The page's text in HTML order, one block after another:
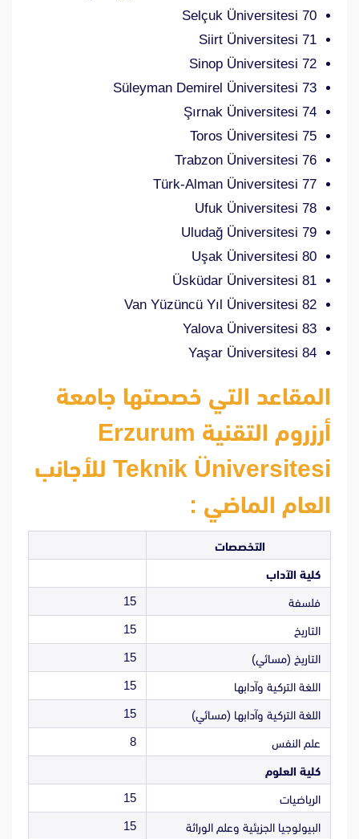
70 Selçuk Üniversitesi
71 Siirt Üniversitesi
72 Sinop Üniversitesi
73 Süleyman Demirel Üniversitesi
74 Şırnak Üniversitesi
75 Toros Üniversitesi
76 Trabzon Üniversitesi
77 Türk-Alman Üniversitesi
78 Ufuk Üniversitesi
79 Uludağ Üniversitesi
80 Uşak Üniversitesi
81 Üsküdar Üniversitesi
82 Van Yüzüncü Yıl Üniversitesi
83 Yalova Üniversitesi
84 Yaşar Üniversitesi
المقاعد التي خصصتها جامعة
أرزروم التقنية Erzurum
Teknik Üniversitesi للأجانب
العام الماضي :
التخصصات
كلية الآداب
فلسفة 15
التاريخ 15
التاريخ (مسائي) 15
اللغة التركية وآدابها 15
اللغة التركية وآدابها (مسائي) 15
علم النفس 8
كلية العلوم
الرياضيات 15
البيولوجيا الجزيئية وعلم الوراثة 15